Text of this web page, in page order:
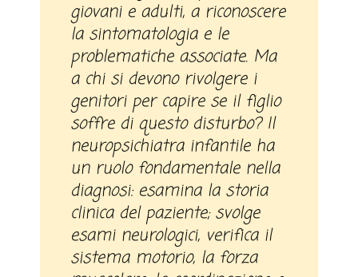
giovani e adulti, a riconoscere
la sintomatologia e le
problematiche associate. Ma
a chi si devono rivolgere i
genitori per capire se il figlio
soffre di questo disturbo? Il
neuropsichiatra infantile ha
un ruolo fondamentale nella
diagnosi: esamina la storia
clinica del paziente; svolge
esami neurologici, verifica il
sistema motorio, la forza